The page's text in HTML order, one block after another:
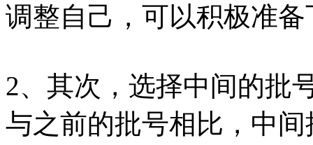
调整自己，可以积极准
2、其次，选择中间的批
与之前的批号相比，中